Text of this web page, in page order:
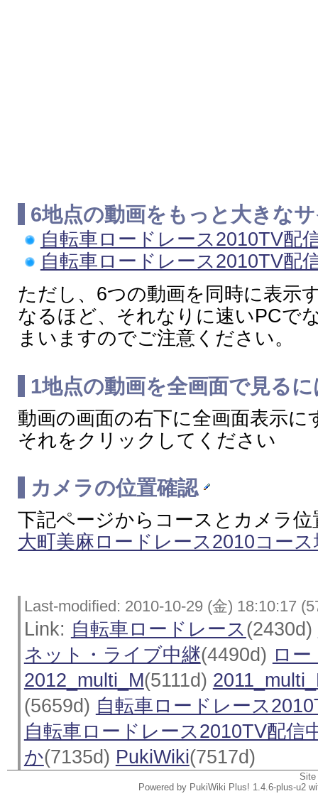
6地点の動画をもっと大きな
自転車ロードレース2010TV配
自転車ロードレース2010TV配
ただし、6つの動画を同時に表示
なるほど、それなりに速いPCで
まいますのでご注意ください。
1地点の動画を全画面で見る
動画の画面の右下に全画面表示に
それをクリックしてください
カメラの位置確認
下記ページからコースとカメラ
大町美麻ロードレース2010コース
Last-modified: 2010-10-29 (金) 18:10:17
Link: 自転車ロードレース (2430d)
ネット・ライブ中継(4490d) ロ
2012_multi_M(5111d)
(5659d) 自転車ロードレース
自転車ロードレース2010TV配信
か(7135d) PukiWiki(7517d)
Powered by PukiWiki Plus! 1.4.6-plus-u2